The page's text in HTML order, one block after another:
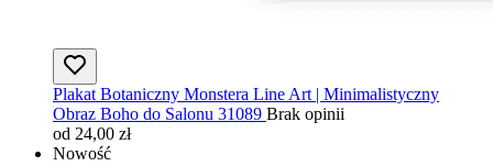
Plakat Botaniczny Monstera Line Art | Minimalistyczny
Obraz Boho do Salonu 31089 Brak opinii
od 24,00 zł
Nowość